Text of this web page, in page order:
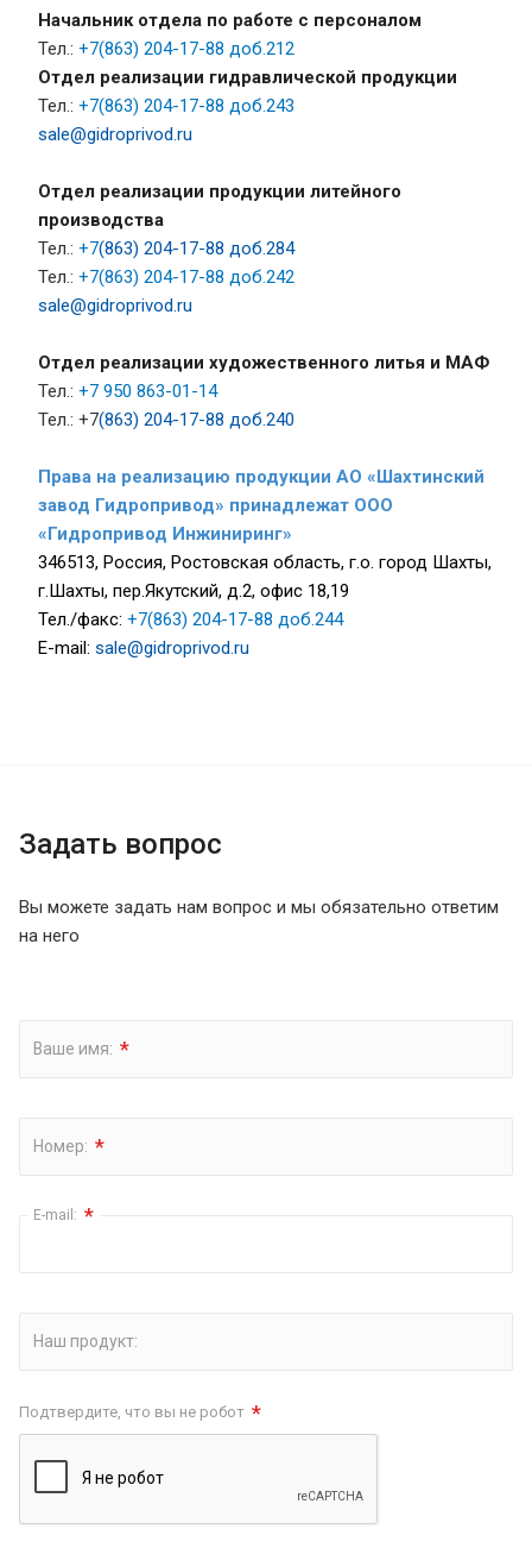
Начальник отдела по работе с персоналом
Тел.: +7(863) 204-17-88 доб.212
Отдел реализации гидравлической продукции
Тел.: +7(863) 204-17-88 доб.243
sale@gidroprivod.ru
Отдел реализации продукции литейного
производства
Тел.: +7(863) 204-17-88 доб.284
Тел.: +7(863) 204-17-88 доб.242
sale@gidroprivod.ru
Отдел реализации художественного литья и МАФ
Тел.: +7 950 863-01-14
Тел.: +7(863) 204-17-88 доб.240
Права на реализацию продукции АО «Шахтинский
завод Гидропривод» принадлежат ООО
«Гидропривод Инжиниринг»
346513, Россия, Ростовская область, г.о. город Шахты,
г.Шахты, пер.Якутский, д.2, офис 18,19
Тел./факс: +7(863) 204-17-88 доб.244
E-mail: sale@gidroprivod.ru
Задать вопрос
Вы можете задать нам вопрос и мы обязательно ответим
на него
Ваше имя: *
Номер: *
E-mail: *
Наш продукт:
Подтвердите, что вы не робот *